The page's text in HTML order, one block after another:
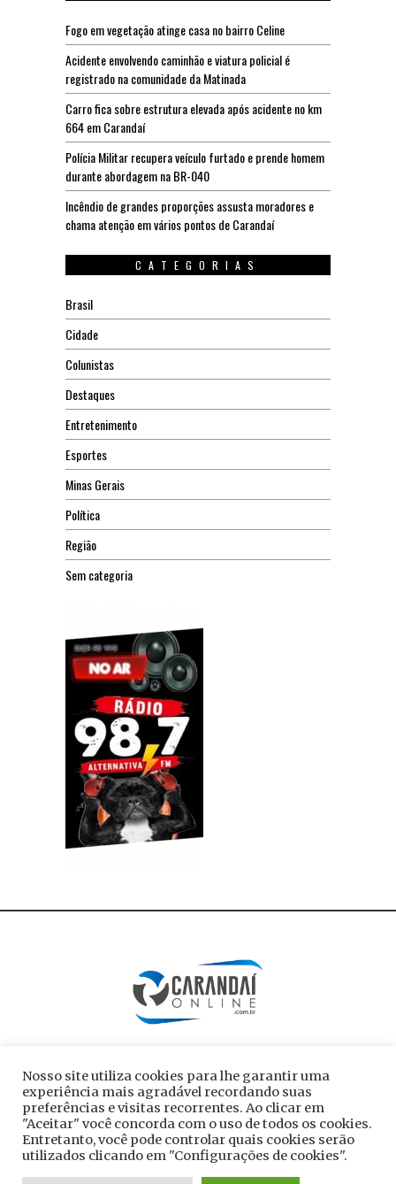
Fogo em vegetação atinge casa no bairro Celine
Acidente envolvendo caminhão e viatura policial é
registrado na comunidade da Matinada
Carro fica sobre estrutura elevada após acidente no km
664 em Carandaí
Polícia Militar recupera veículo furtado e prende homem
durante abordagem na BR-040
Incêndio de grandes proporções assusta moradores e
chama atenção em vários pontos de Carandaí
CATEGORIAS
Brasil
Cidade
Colunistas
Destaques
Entretenimento
Esportes
Minas Gerais
Política
Região
Sem categoria
Todos os direitos reservados ao site
Nosso site utiliza cookies para lhe garantir uma
experiência mais agradável recordando suas
preferências e visitas recorrentes. Ao clicar em
"Aceitar" você concorda com o uso de todos os cookies.
Entretanto, você pode controlar quais cookies serão
utilizados clicando em "Configurações de cookies".